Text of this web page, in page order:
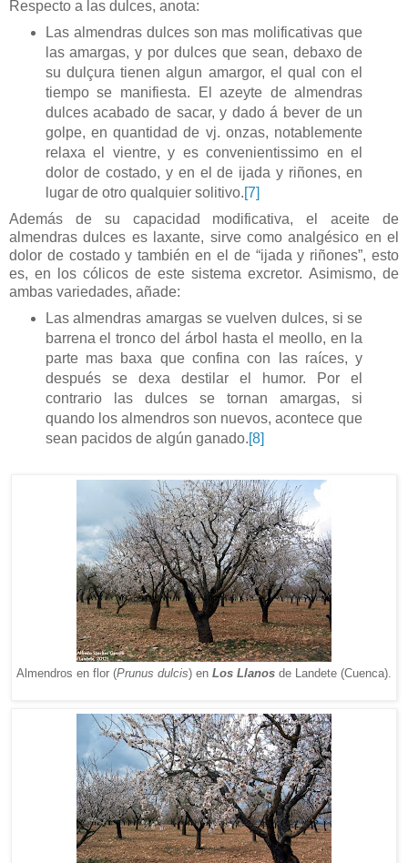
Respecto a las dulces, anota:
Las almendras dulces son mas molificativas que
las amargas, y por dulces que sean, debaxo de
su dulçura tienen algun amargor, el qual con el
tiempo se manifiesta. El azeyte de almendras
dulces acabado de sacar, y dado á bever de un
golpe, en quantidad de vj. onzas, notablemente
relaxa el vientre, y es convenientissimo en el
dolor de costado, y en el de ijada y riñones, en
lugar de otro qualquier solitivo.[7]
Además de su capacidad modificativa, el aceite de
almendras dulces es laxante, sirve como analgésico en el
dolor de costado ytambiénen el de “ijada y riñones”, esto
es, en los cólicos de este sistema excretor. Asimismo, de
ambas variedades, añade:
Las almendras amargas se vuelven dulces, si se
barrena el tronco del árbol hasta el meollo, en la
parte mas baxa que confina con las raíces, y
después se dexa destilar el humor. Por el
contrario las dulces se tornan amargas, si
quando los almendros son nuevos, acontece que
sean pacidos de algún ganado.[8]
Almendros en flor (Prunus dulcis) en Los Llanos de Landete (Cuenca).